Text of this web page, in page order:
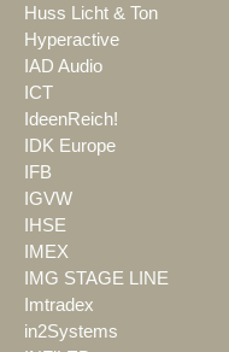
Huss Licht & Ton
Hyperactive
IAD Audio
ICT
IdeenReich!
IDK Europe
IFB
IGVW
IHSE
IMEX
IMG STAGE LINE
Imtradex
in2Systems